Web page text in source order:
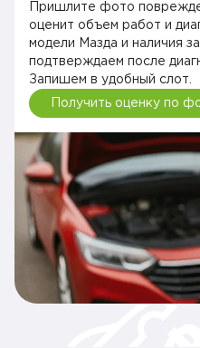
Пришлите фото
оценит объем работ и
модели Мазда и наличия
подтверждаем после
Запишем в удобный слот.
Получить оценку по